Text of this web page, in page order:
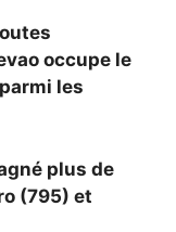
occupe le
les
plus de
(795) et